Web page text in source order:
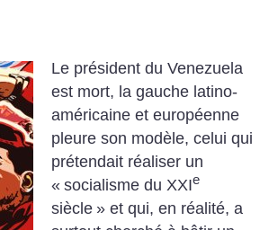
Le président du Venezuela
est mort, la gauche latino-
américaine et européenne
pleure son modèle, celui qui
prétendait réaliser un
« socialisme du XXIe
siècle » et qui, en réalité, a